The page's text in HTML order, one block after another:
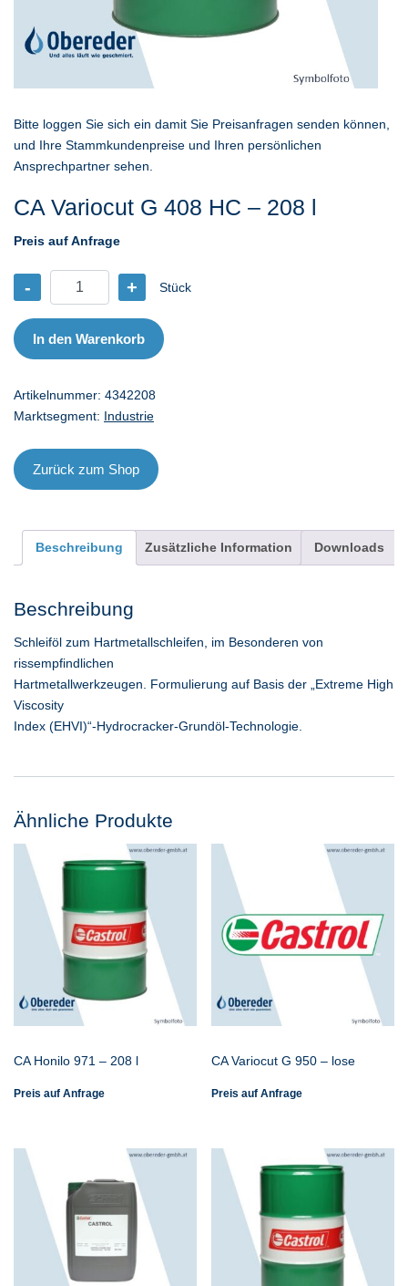
CA Variocut G 408 HC – 208 l
Preis auf Anfrage
CA
Variocut
G
408
-
208
Menge
- + Stück
In den Warenkorb
Artikelnummer: 4342208
Marktsegment: Industrie
Zurück zum Shop
Bitte loggen Sie sich ein damit Sie Preisanfragen senden können,
und Ihre Stammkundenpreise und Ihren persönlichen
Ansprechpartner sehen.
Beschreibung Zusätzliche Information Downloads
Beschreibung
Schleiföl zum Hartmetallschleifen, im Besonderen von
rissempfindlichen
Hartmetallwerkzeugen. Formulierung auf Basis der „Extreme High
Viscosity
Index (EHVI)“-Hydrocracker-Grundöl-Technologie.
Ähnliche Produkte
CA Honilo 971 – 208 l
Preis auf Anfrage
CA Variocut G 950 – lose
Preis auf Anfrage